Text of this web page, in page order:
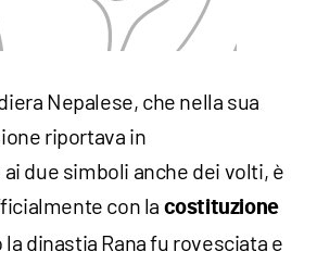
Nepalese, che nella sua
riportava in
due simboli anche dei volti, è
con la costituzione
la dinastia Rana fu rovesciata e